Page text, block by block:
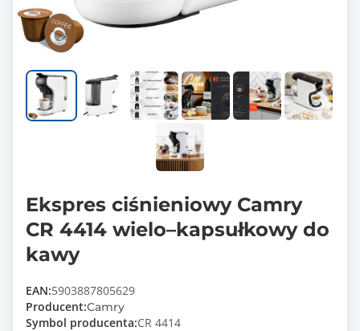
Ekspres ciśnieniowy Camry
CR 4414 wielo–kapsułkowy do
kawy
EAN:5903887805629
Producent:Camry
Symbol producenta:CR 4414